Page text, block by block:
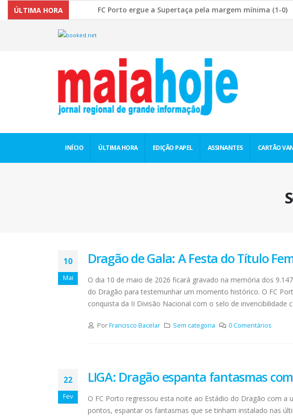
ÚLTIMA HORAFC Porto ergue a Supertaça pela margem mínima (1-0) AEP
Comissão Europeia quer ouvir as PME’s sobre a Rutura da Cadeia
INÍCIO ÚLTIMA HORA EDIÇÃO PAPEL ASSINANTES CARTÃO
10
Mai
Dragão de Gala: A Festa do Título
O dia 10 de maio de 2026 ficará gravado na memória dos
do Dragão para testemunhar um momento histórico. O FC
conquista da II Divisão Nacional com o selo de invencibilidade
PorFrancisco Bacelar Sem categoria 0 Comentários
22
Fev
LIGA: Dragão espanta fantasmas
O FC Porto regressou esta noite ao Estádio do Dragão com a
pontos, espantar os fantasmas que se tinham instalado nas
pela margem mínima (1-0)
2 de Agosto, 2026
partilha de boas práticas na
Exame de Época com Nota
Alta: FC Porto vence Aston
26 de Julho, 2026
Summit e revela
do tecido
17 de Julho, 2026
Leça FC vence
Portugal na final
11 de Junho, 2026